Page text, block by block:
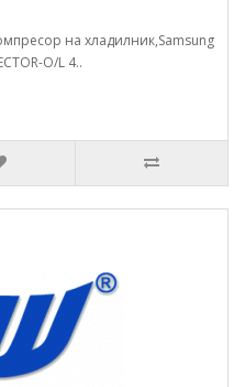
на хладилник,Samsung
O/L 4..